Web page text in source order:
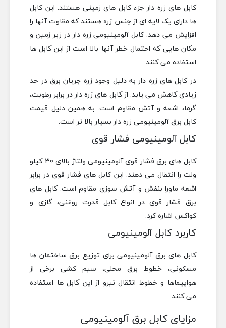
کابل های زره دار جزء کابل های زمینی هستند. این کابل
ها دارای یک لایه ای از جنس زره هستند که مقاوت آنها را
افزایش می دهد. کابل آلومینیومی زره دار در زیر زمین و
مکان هایی که احتمال خطر آنها بالا است از این کابل ها
استفاده می کنند.
در کابل های زره دار به دلیل وجود زره جریان برق در حد
زیادی کاهش می یابد. از کابل های زره دار در برابر رطوبت،
گرما، اشعه و آتش مقاوم است. به همین دلیل قیمت
کابل برق آلومینیومی زره دار بسیار بالا تر است.
کابل آلومینیومی فشار قوی
کابل های برق فشار قوی آلومینیومی ولتاژ بالای 30 کیلو
ولت را انتقال می دهند. این کابل های فشار قوی در برابر
اشعه ماورا بنفش و آتش سوزی مقاوم است. کابل های
برق فشار قوی در انواع کابل قدرت روغنی، گازی و
کواکس اشاره کرد.
کاربرد کابل آلومینیومی
کابل های برق آلومینیومی برای توزیع برق ساختمان ها
مسکونی، خطوط برق محلی، سیم کشی برخی از
هواپیماها و خطوط انتقال نیرو از این کابل ها استفاده
می کنند.
مزایای کابل برق آلومینیومی